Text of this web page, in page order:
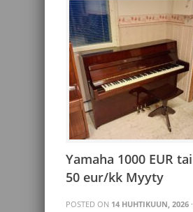
Yamaha 1000 EUR tai
50 eur/kk Myyty
POSTED ON 14 HUHTIKUUN, 2026 ·